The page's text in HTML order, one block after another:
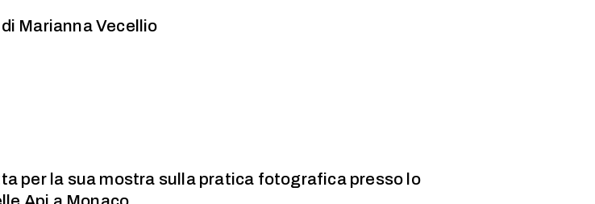
Marianna Vecellio
per la sua mostra sulla pratica fotografica presso lo
Api a Monaco.